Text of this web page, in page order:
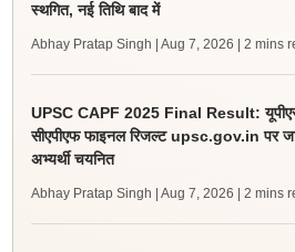
स्थगित, नई तिथि बाद में
Abhay Pratap Singh | Aug 7, 2026 | 2 mins
UPSC CAPF 2025 Final Result:
सीएपीएफ फाइनल रिजल्ट upsc.gov.in पर
अभ्यर्थी चयनित
Abhay Pratap Singh | Aug 7, 2026 | 2 mins